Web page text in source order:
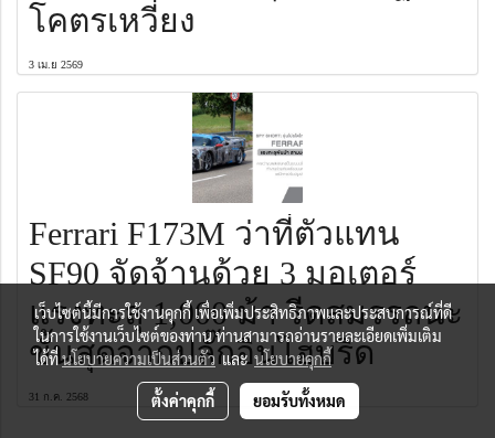
โคตรเหวี่ยง
3 เม.ย 2569
Ferrari F173M ว่าที่ตัวแทน
SF90 จัดจ้านด้วย 3 มอเตอร์
แรงทะลุ 1,000 ม้า รีดสมรรถนะ
ขั้นสุดจากปลั๊กอินไฮบริด
31 ก.ค. 2568
เว็บไซต์นี้มีการใช้งานคุกกี้ เพื่อเพิ่มประสิทธิภาพและประสบการณ์ที่ดี
ในการใช้งานเว็บไซต์ของท่าน ท่านสามารถอ่านรายละเอียดเพิ่มเติม
ได้ที่นโยบายความเป็นส่วนตัวและ นโยบายคุกกี้
ตั้งค่าคุกกี้ ยอมรับทั้งหมด